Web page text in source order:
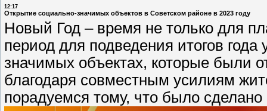
12:17
Открытие социально-значимых объектов в Советском районе в 2023 году
Новый Год – время не только для
период для подведения итогов
значимых объектах, которые были
благодаря совместным усилиям
порадуемся тому, что было